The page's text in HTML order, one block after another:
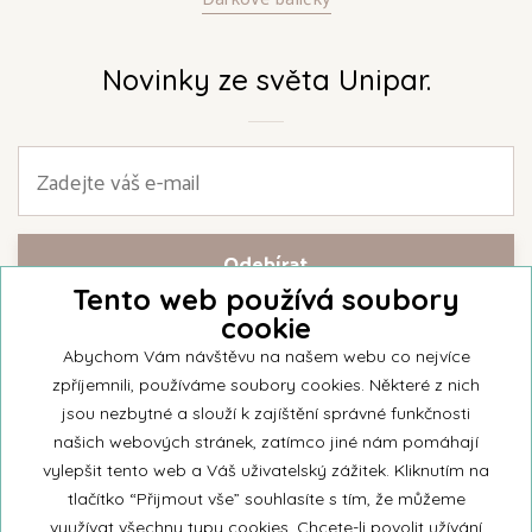
Novinky ze světa Unipar.
Přihlašte se k našemu newsletteru a buďte jako první informováni o
nejnovějších kolekcích svíček a aktualitách z rodinné firmy Unipar.
© 2026 Unipar
Tento web používá soubory
cookie
Abychom Vám návštěvu na našem webu co nejvíce
zpříjemnili, používáme soubory cookies. Některé z nich
jsou nezbytné a slouží k zajíštění správné funkčnosti
našich webových stránek, zatímco jiné nám pomáhají
vylepšit tento web a Váš uživatelský zážitek. Kliknutím na
tlačítko “Přijmout vše” souhlasíte s tím, že můžeme
využívat všechny typy cookies. Chcete-li povolit užívání